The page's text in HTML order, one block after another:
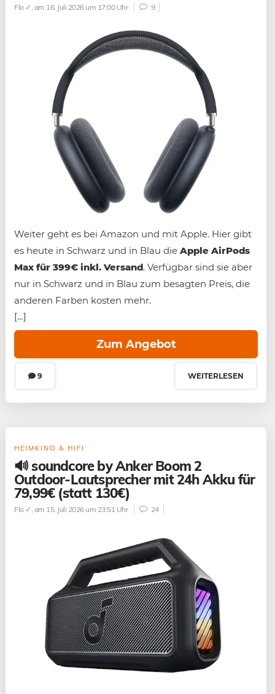
Flo ✓ , am 16. Juli 2026 um 17:00 Uhr 9
Weiter geht es bei Amazon und mit Apple. Hier gibt
es heute in Schwarz und in Blau die Apple AirPods
Max für 399€ inkl. Versand. Verfügbar sind sie aber
nur in Schwarz und in Blau zum besagten Preis, die
anderen Farben kosten mehr.
[…]
9
Zum Angebot
WEITERLESEN
HEIMKINO & HIFI
🔊 soundcore by Anker Boom 2
Outdoor-Lautsprecher mit 24h Akku für
79,99€ (statt 130€)
Flo ✓ , am 15. Juli 2026 um 23:51 Uhr 24